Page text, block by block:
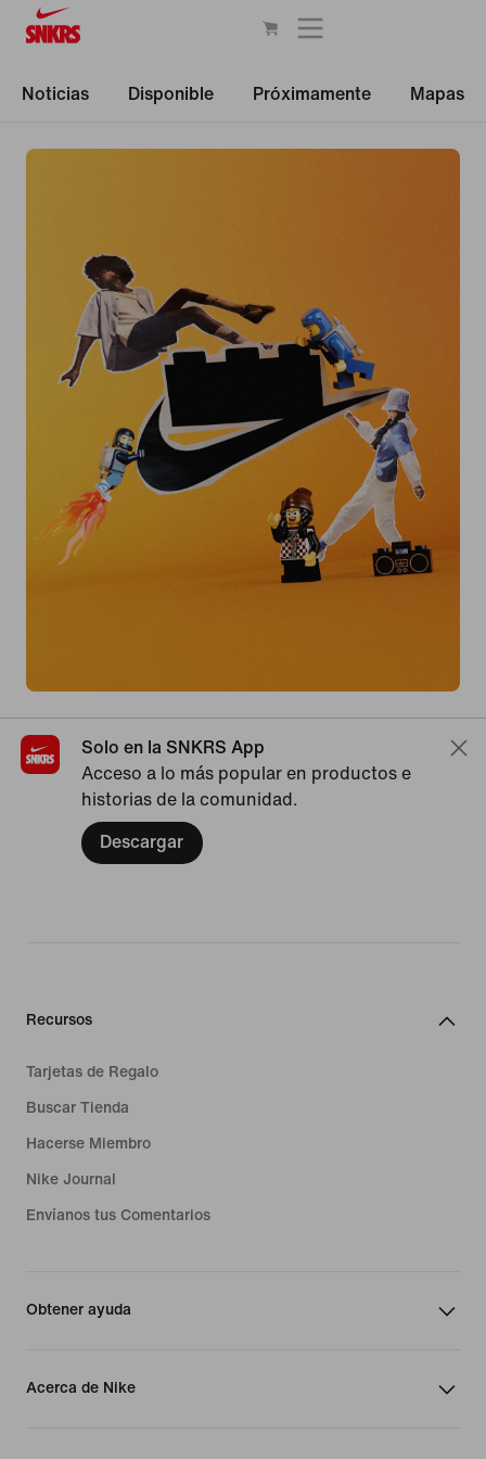
Noticias Disponible Próximamente Mapas
Solo en la SNKRS App
Acceso a lo más popular en productos e
historias de la comunidad.
Descargar
Recursos
Tarjetas de Regalo
Buscar Tienda
Hacerse Miembro
Nike Journal
Envíanos tus Comentarios
Obtener ayuda
Acerca de Nike